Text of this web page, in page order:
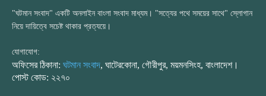
"ঘটমান সংবাদ" একটি অনলাইন বাংলা সংবাদ মাধ্যম। "সত্যের পথে সময়ের সাথে" স্লোগান
নিয়ে দায়িত্বে সচেষ্ট থাকার প্রত্যয়ে।
যোগাযোগ:
অফিসের ঠিকানা: ঘটমান সংবাদ, ঘাটেরকোনা, গৌরীপুর, ময়মনসিংহ, বাংলাদেশ।
পোস্ট কোড: ২২৭০